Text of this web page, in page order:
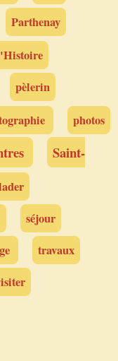
Parthenay
pèlerin
photos
Saint-
séjour
travaux